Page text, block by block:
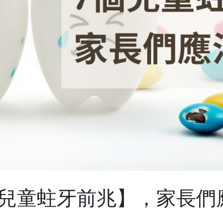
童蛀牙前兆】，家長們